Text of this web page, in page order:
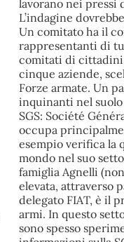
lavorano nei pressi
L’indagine
Un comitato ha il
rappresentanti di
comitati di cittadini.
cinque aziende,
Forze armate. Un
inquinanti nel
SGS: Société
occupa
esempio verifica la
mondo nel suo
famiglia Agnelli
elevata, attraverso
delegato FIAT, è il
armi. In questo
sono spesso